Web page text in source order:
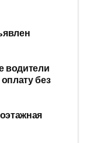
водители
без